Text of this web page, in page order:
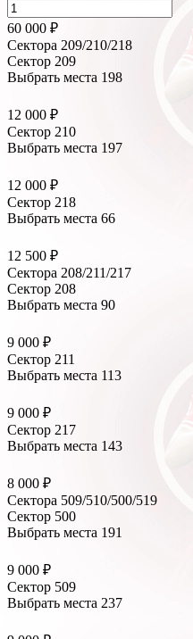
60 000 ₽
Сектора 209/210/218
Сектор 209
Выбрать места 198
12 000 ₽
Сектор 210
Выбрать места 197
12 000 ₽
Сектор 218
Выбрать места 66
12 500 ₽
Сектора 208/211/217
Сектор 208
Выбрать места 90
9 000 ₽
Сектор 211
Выбрать места 113
9 000 ₽
Сектор 217
Выбрать места 143
8 000 ₽
Сектора 509/510/500/519
Сектор 500
Выбрать места 191
9 000 ₽
Сектор 509
Выбрать места 237